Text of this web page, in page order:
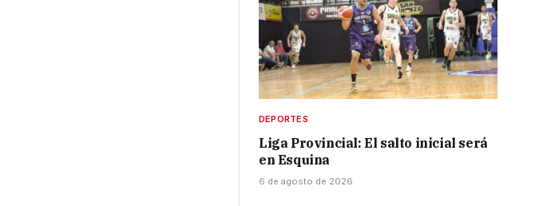
DEPORTES
Liga Provincial: El salto inicial será
en Esquina
6 de agosto de 2026